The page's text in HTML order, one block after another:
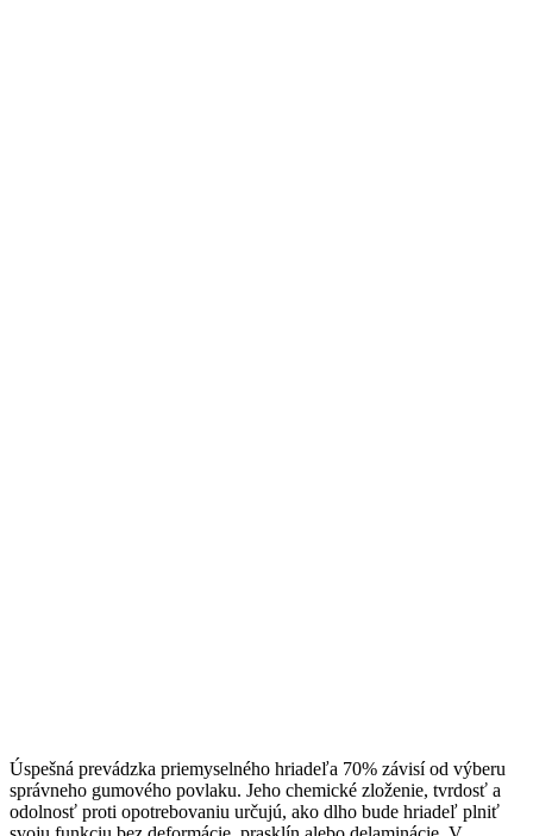
Úspešná prevádzka priemyselného hriadeľa 70% závisí od výberu
správneho gumového povlaku. Jeho chemické zloženie, tvrdosť a
odolnosť proti opotrebovaniu určujú, ako dlho bude hriadeľ plniť